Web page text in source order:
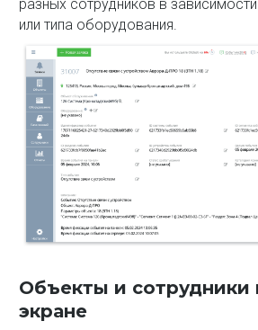
разных сотрудников в
или типа оборудования.
Объекты и сотрудники
экране